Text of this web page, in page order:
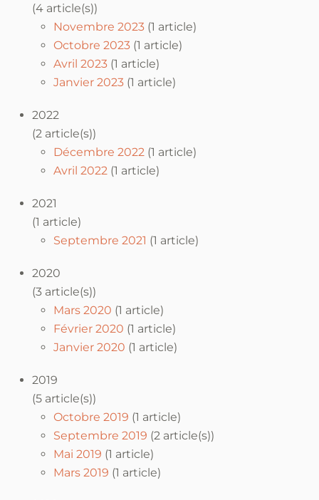
(4 article(s))
Novembre 2023 (1 article)
Octobre 2023 (1 article)
Avril 2023 (1 article)
Janvier 2023 (1 article)
2022
(2 article(s))
Décembre 2022 (1 article)
Avril 2022 (1 article)
2021
(1 article)
Septembre 2021 (1 article)
2020
(3 article(s))
Mars 2020 (1 article)
Février 2020 (1 article)
Janvier 2020 (1 article)
2019
(5 article(s))
Octobre 2019 (1 article)
Septembre 2019 (2 article(s))
Mai 2019 (1 article)
Mars 2019 (1 article)